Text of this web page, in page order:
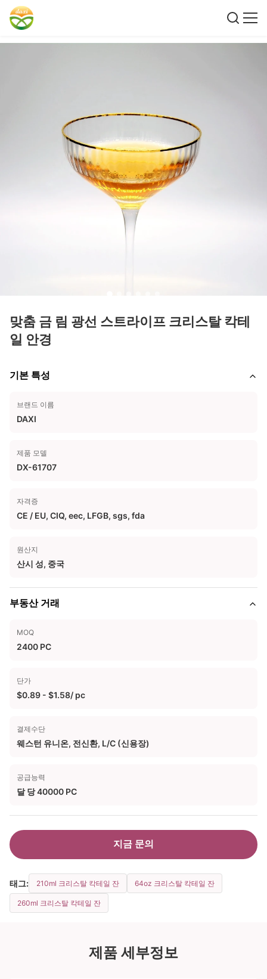
맞춤 금 림 광선 스트라이프 크리스탈 칵테
일 안경
기본 특성
브랜드 이름
DAXI
제품 모델
DX-61707
자격증
CE / EU, CIQ, eec, LFGB, sgs, fda
원산지
산시 성, 중국
부동산 거래
MOQ
2400 PC
단가
$0.89 - $1.58/ pc
결제수단
웨스턴 유니온, 전신환, L/C (신용장)
공급능력
달 당 40000 PC
지금 문의
태그: 210ml 크리스탈 칵테일 잔 64oz 크리스탈 칵테일 잔
260ml 크리스탈 칵테일 잔
제품 세부정보